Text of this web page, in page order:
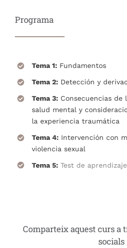
Programa
Tema 1:Fundamentos
Tema 2:Detección y
Tema 3:Consecuencias de
salud mental y
la experiencia traumática
Tema 4:Intervención con
violencia sexual
Tema 5: Test de
Comparteix aquest curs a
socials